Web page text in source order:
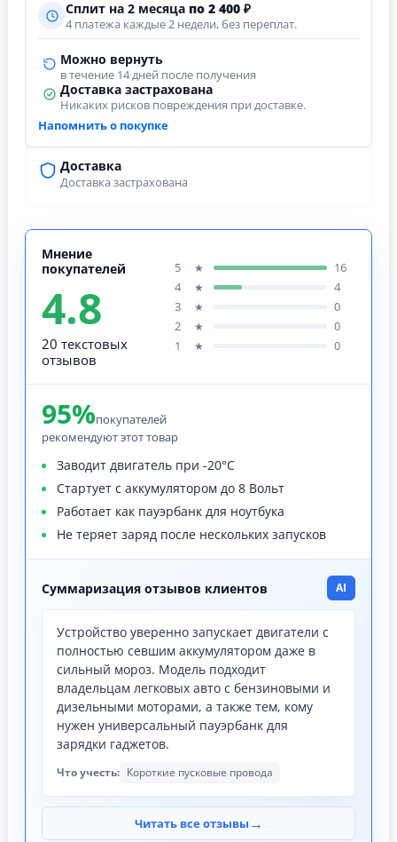
Доставка
Доставка застрахована
Сплит на 2 месяца по 2 400 ₽
4 платежа каждые 2 недели, без переплат.
Можно вернуть
в течение 14 дней после получения
Доставка застрахована
Никаких рисков повреждения при доставке.
Напомнить о покупке
Мнение
покупателей
4.8
20 текстовых
отзывов
5 ★
16
4
★
4
3
★
0
2
★
0
1
★ 0
95%покупателей
рекомендуют этот товар
Заводит двигатель при -20°C
Стартует с аккумулятором до 8 Вольт
Работает как пауэрбанк для ноутбука
Не теряет заряд после нескольких запусков
Суммаризация отзывов клиентов AI
Устройство уверенно запускает двигатели с
полностью севшим аккумулятором даже в
сильный мороз. Модель подходит
владельцам легковых авто с бензиновыми и
дизельными моторами, а также тем, кому
нужен универсальный пауэрбанк для
зарядки гаджетов.
Что учесть: Короткие пусковые провода
Читать все отзывы →